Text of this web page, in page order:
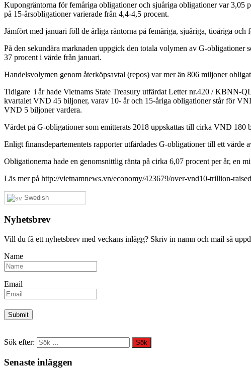
Kupongräntorna för femåriga obligationer och sjuåriga obligationer var 3,05
på 15-årsobligationer varierade från 4,4-4,5 procent.
Jämfört med januari föll de årliga räntorna på femåriga, sjuåriga, tioåriga
På den sekundära marknaden uppgick den totala volymen av G-
37 procent i värde från januari.
Handelsvolymen genom återköpsavtal (repos) var mer än 806 miljoner
Tidigare i år hade Vietnams State Treasury utfärdat Letter nr.420 / KBNN-
kvartalet VND 45 biljoner, varav 10- år och 15-åriga obligationer står för
VND 5 biljoner vardera.
Värdet på G-obligationer som emitterats 2018 uppskattas till cirka VND
Enligt finansdepartementets rapporter utfärdades G-obligationer till ett
Obligationerna hade en genomsnittlig ränta på cirka 6,07 procent per år, en
Läs mer på http://vietnamnews.vn/economy/423679/over-vnd10-trillion-
Swedish
Nyhetsbrev
Vill du få ett nyhetsbrev med veckans inlägg? Skriv in namn och mail så
Name
Email
Sök efter:
Senaste inläggen